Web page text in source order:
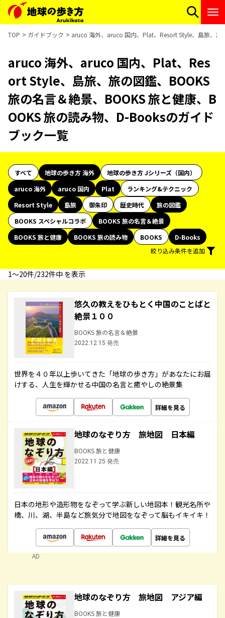
TOP ガイドブック aruco 海外、aruco 国内、Plat、Resort Style、島旅、旅
aruco 海外、aruco 国内、Plat、Res
ort Style、島旅、旅の図鑑、BOOKS
旅の名言＆絶景、BOOKS 旅と健康、B
OOKS 旅の読み物、D-Booksのガイド
ブック一覧
すべて 地球の歩き方 海外
地球の歩き方 Jシリーズ（国内）
aruco 海外
aruco 国内 Plat
ランキング&テクニック
Resort Style
島旅 御朱印 歴史時代
旅の図鑑
BOOKS スペシャルコラボ
BOOKS 旅の名言＆絶景
BOOKS 旅と健康
BOOKS 旅の読み物 BOOKS
D-Books
絞り込み条件を追加
1〜20件/232件中 を表示
悠久の教えをひもとく中国のことばと
絶景１００
BOOKS 旅の名言＆絶景
2022.12.15 発売
世界を４０年以上歩いてきた「地球の歩き方」があなたにお届
けする、人生を輝かせる中国の名言と癒やしの絶景集
詳細を見る
地球のなぞり方 旅地図 日本編
BOOKS 旅と健康
2022.11.25 発売
日本の地形や造形物をなぞって学ぶ新しい地図本！観光名所や
橋、川、湖、半島など旅気分で地図をなぞって脳もイキイキ！
詳細を見る
AD
地球のなぞり方 旅地図 アジア編
BOOKS 旅と健康